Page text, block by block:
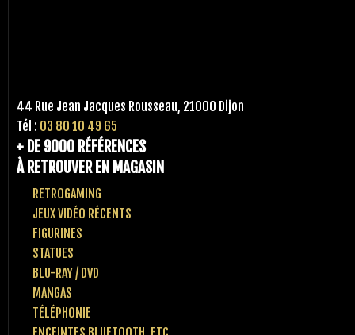
44 Rue Jean Jacques Rousseau, 21000 Dijon
Tél : 03 80 10 49 65
+ DE 9000 RÉFÉRENCES
À RETROUVER EN MAGASIN
RETROGAMING
JEUX VIDÉO RÉCENTS
FIGURINES
STATUES
BLU-RAY / DVD
MANGAS
TÉLÉPHONIE